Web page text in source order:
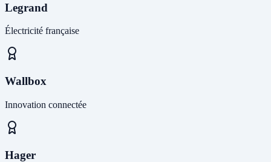
Legrand
Électricité française
Wallbox
Innovation connectée
Hager